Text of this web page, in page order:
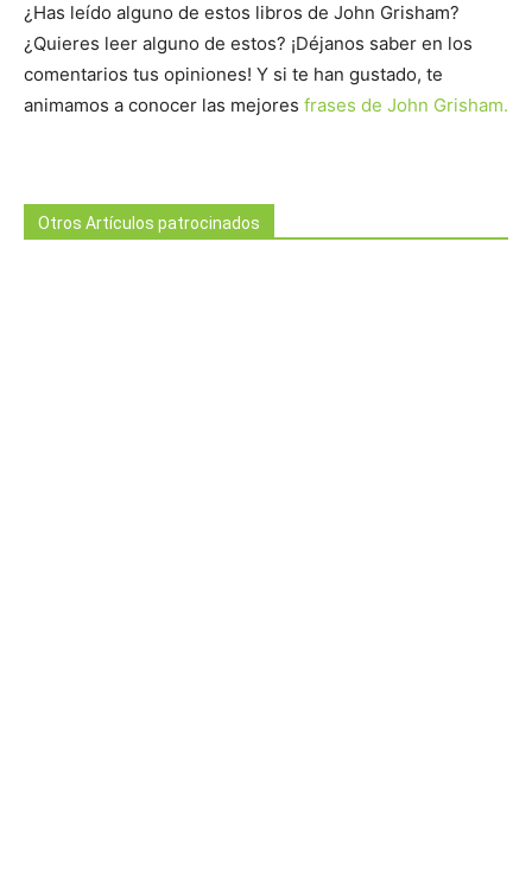
¿Has leído alguno de estos libros de John Grisham?
¿Quieres leer alguno de estos? ¡Déjanos saber en los
comentarios tus opiniones! Y si te han gustado, te
animamos a conocer las mejores frases de John Grisham.
Otros Artículos patrocinados